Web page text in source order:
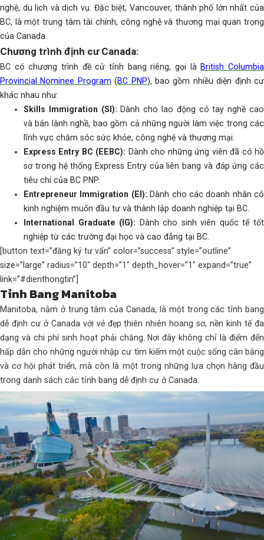
nghệ, du lịch và dịch vụ. Đặc biệt, Vancouver, thành phố lớn nhất của
BC, là một trung tâm tài chính, công nghệ và thương mại quan trọng
của Canada.
Chương trình định cư Canada:
BC có chương trình đề cử tỉnh bang riêng, gọi là British Columbia
Provincial Nominee Program (BC PNP), bao gồm nhiều diện định cư
khác nhau như:
Skills Immigration (SI): Dành cho lao động có tay nghề cao
và bán lành nghề, bao gồm cả những người làm việc trong các
lĩnh vực chăm sóc sức khỏe, công nghệ và thương mại.
Express Entry BC (EEBC): Dành cho những ứng viên đã có hồ
sơ trong hệ thống Express Entry của liên bang và đáp ứng các
tiêu chí của BC PNP.
Entrepreneur Immigration (EI): Dành cho các doanh nhân có
kinh nghiệm muốn đầu tư và thành lập doanh nghiệp tại BC.
International Graduate (IG): Dành cho sinh viên quốc tế tốt
nghiệp từ các trường đại học và cao đẳng tại BC.
[button text=”đăng ký tư vấn” color=”success” style=”outline”
size=”large” radius=”10″ depth=”1″ depth_hover=”1″ expand=”true”
link=”#dienthongtin”]
Tỉnh Bang Manitoba
Manitoba, nằm ở trung tâm của Canada, là một trong các tỉnh bang
dễ định cư ở Canada với vẻ đẹp thiên nhiên hoang sơ, nền kinh tế đa
dạng và chi phí sinh hoạt phải chăng. Nơi đây không chỉ là điểm đến
hấp dẫn cho những người nhập cư tìm kiếm một cuộc sống cân bằng
và cơ hội phát triển, mà còn là một trong những lựa chọn hàng đầu
trong danh sách các tỉnh bang dễ định cư ở Canada.